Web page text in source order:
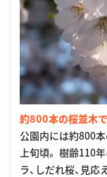
約800本の桜並木
公園内には約800
上旬頃。 樹齢110
ラ、しだれ桜、見